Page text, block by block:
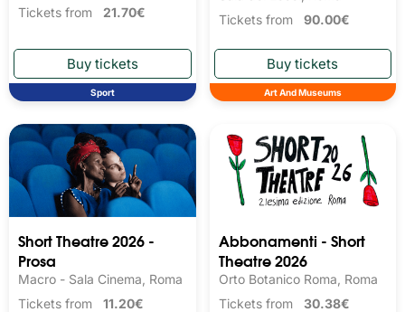
Tickets from 21.70€
Sport
Tickets from 90.00€
Art And Museums
Short Theatre 2026 -
Prosa
Macro - Sala Cinema, Roma
Tickets from 11.20€
Abbonamenti - Short
Theatre 2026
Orto Botanico Roma, Roma
Tickets from 30.38€